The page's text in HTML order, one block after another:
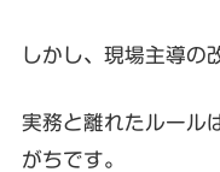
しかし、現場主導の
実務と離れたルール
がちです。